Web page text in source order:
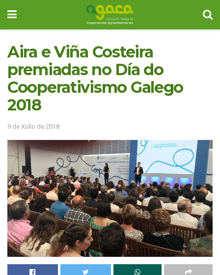
Aira e Viña Costeira
premiadas no Día do
Cooperativismo Galego
2018
9 de Xullo de 2018